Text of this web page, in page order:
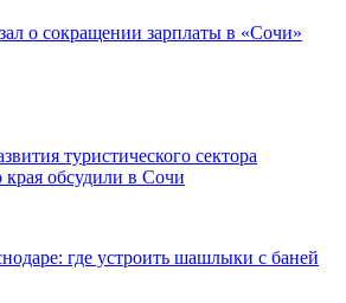
о сокращении зарплаты в «Сочи»
туристического сектора
края обсудили в Сочи
где устроить шашлыки с баней